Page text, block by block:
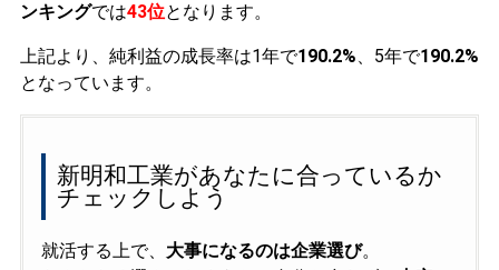
ンキングでは43位となります。
上記より、純利益の成長率は1年で190.2%、5年で190.2%
となっています。
新明和工業があなたに合っているか
チェックしよう
就活する上で、 大事になるのは企業選び。